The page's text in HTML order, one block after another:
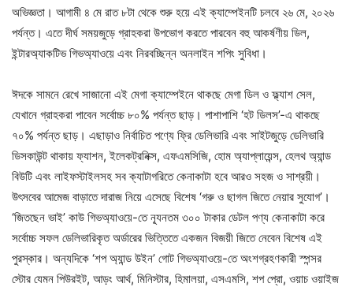
অভিজ্ঞতা। আগামী ৪ মে রাত ৮টা থেকে শুরু হয়ে এই ক্যাম্পেইনটি চলবে ২৬ মে, ২০২৬
পর্যন্ত। এতে দীর্ঘ সময়জুড়ে গ্রাহকরা উপভোগ করতে পারবেন বহু আকর্ষণীয় ডিল,
ইন্টারঅ্যাকটিভ গিভঅ্যাওয়ে এবং নিরবচ্ছিন্ন অনলাইন শপিং সুবিধা।
ঈদকে সামনে রেখে সাজানো এই মেগা ক্যাম্পেইনে থাকছে মেগা ডিল ও ফ্ল্যাশ সেল,
যেখানে গ্রাহকরা পাবেন সর্বোচ্চ ৮০% পর্যন্ত ছাড়। পাশাপাশি ‘হট ডিলস’-এ থাকছে
৭০% পর্যন্ত ছাড়। এছাড়াও নির্বাচিত পণ্যে ফ্রি ডেলিভারি এবং সাইটজুড়ে ডেলিভারি
ডিসকাউন্ট থাকায় ফ্যাশন, ইলেকট্রনিক্স, এফএমসিজি, হোম অ্যাপ্লায়েন্স, হেলথ অ্যান্ড
বিউটি এবং লাইফস্টাইলসহ সব ক্যাটাগরিতে কেনাকাটা হবে আরও সহজ ও সাশ্রয়ী।
উৎসবের আমেজ বাড়াতে দারাজ নিয়ে এসেছে বিশেষ ‘গরু ও ছাগল জিতে নেয়ার সুযোগ’।
‘জিতছেন ভাই’ কাউ গিভঅ্যাওয়ে-তে ন্যূনতম ৩০০ টাকার ডেটল পণ্য কেনাকাটা করে
সর্বোচ্চ সফল ডেলিভারিকৃত অর্ডারের ভিত্তিতে একজন বিজয়ী জিতে নেবেন বিশেষ এই
পুরস্কার। অন্যদিকে ‘শপ অ্যান্ড উইন’ গোট গিভঅ্যাওয়ে-তে অংশগ্রহণকারী স্পন্সর
স্টোর যেমন পিউরইট, আড়ং আর্থ, মিনিস্টার, হিমালয়া, এসএমসি, শপ প্রো, ওয়াচ ওয়াইজ